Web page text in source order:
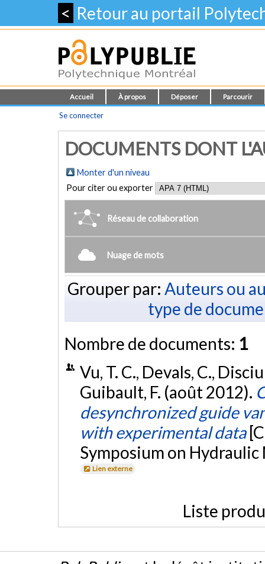
< Retour au portail
Accueil À propos Déposer Parcourir
Se connecter
DOCUMENTS DONT
Monter d'un niveau
Pour citer ou exporter
Réseau de collaboration
Nuage de mots
Grouper par: Auteurs ou
type de
Nombre de documents: 1
Vu, T. C., Devals, C.,
Guibault, F. (août 2012).
desynchronized guide
with experimental data
Symposium on Hydraulic
Lien externe
Liste